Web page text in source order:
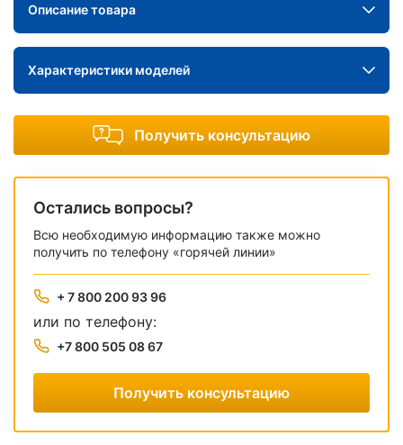
Описание товара
Характеристики моделей
Получить консультацию
Остались вопросы?
Всю необходимую информацию также можно
получить по телефону «горячей линии»
+ 7 800 200 93 96
или по телефону:
+7 800 505 08 67
Получить консультацию